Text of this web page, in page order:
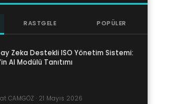
RASTGELE POPÜLER
Zeka Destekli ISO Yönetim Sistemi:
AI Modülü Tanıtımı
CAMGÖZ · 21 Mayıs 2026